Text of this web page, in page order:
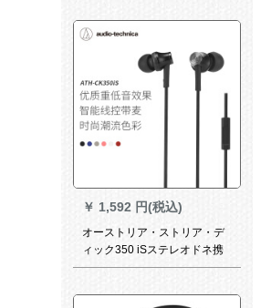
黒です。
￥ 1,592 円(税込)
オーストリア・ストリア・デ
ィック350 iSステレオドネ携
帯电话通话黒アボリューショ